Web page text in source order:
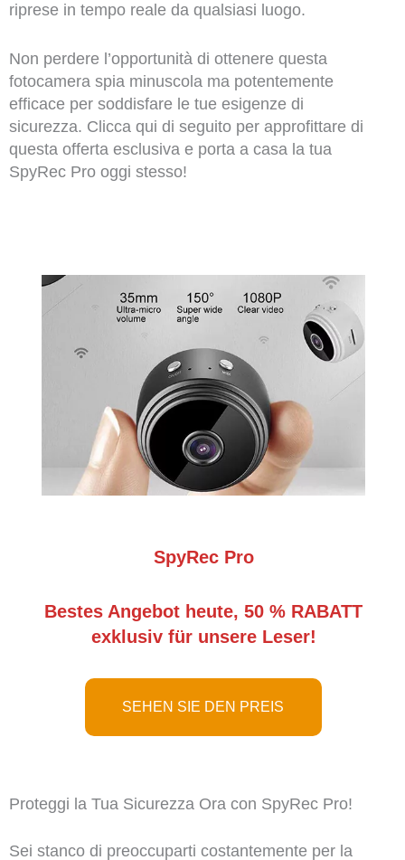
riprese in tempo reale da qualsiasi luogo.
Non perdere l’opportunità di ottenere questa
fotocamera spia minuscola ma potentemente
efficace per soddisfare le tue esigenze di
sicurezza. Clicca qui di seguito per approfittare di
questa offerta esclusiva e porta a casa la tua
SpyRec Pro oggi stesso!
SpyRec Pro
Bestes Angebot heute, 50 % RABATT
exklusiv für unsere Leser!
SEHEN SIE DEN PREIS
Proteggi la Tua Sicurezza Ora con SpyRec Pro!
Sei stanco di preoccuparti costantemente per la